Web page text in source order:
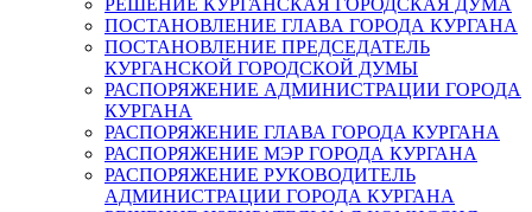
РЕШЕНИЕ КУРГАНСКАЯ ГОРОДСКАЯ ДУМА
ПОСТАНОВЛЕНИЕ ГЛАВА ГОРОДА КУРГАНА
ПОСТАНОВЛЕНИЕ ПРЕДСЕДАТЕЛЬ
КУРГАНСКОЙ ГОРОДСКОЙ ДУМЫ
РАСПОРЯЖЕНИЕ АДМИНИСТРАЦИИ ГОРОДА
КУРГАНА
РАСПОРЯЖЕНИЕ ГЛАВА ГОРОДА КУРГАНА
РАСПОРЯЖЕНИЕ МЭР ГОРОДА КУРГАНА
РАСПОРЯЖЕНИЕ РУКОВОДИТЕЛЬ
АДМИНИСТРАЦИИ ГОРОДА КУРГАНА